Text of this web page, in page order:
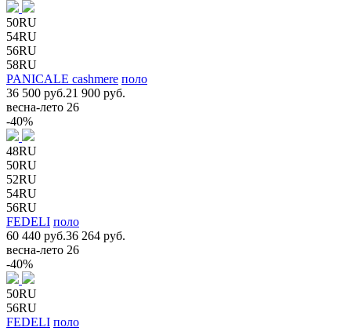
50RU
54RU
56RU
58RU
PANICALE cashmere поло
36 500 руб.21 900 руб.
весна-лето 26
-40%
48RU
50RU
52RU
54RU
56RU
FEDELI поло
60 440 руб.36 264 руб.
весна-лето 26
-40%
50RU
56RU
FEDELI поло